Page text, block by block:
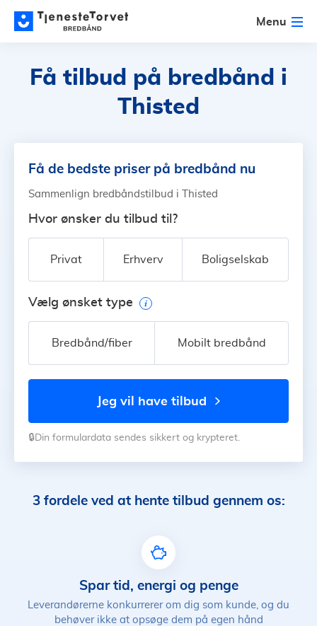
Menu
Få tilbud på bredbånd i
Thisted
Få de bedste priser på bredbånd nu
Sammenlign bredbåndstilbud i Thisted
Hvor ønsker du tilbud til?
Privat Erhverv Boligselskab
Vælg ønsket type
Bredbånd/fiber Mobilt bredbånd
jeg vil have tilbud
🔒Din formulardata sendes sikkert og krypteret.
3 fordele ved at hente tilbud gennem os:
Spar tid, energi og penge
Leverandørerne konkurrerer om dig som kunde, og du
behøver ikke at opsøge dem på egen hånd